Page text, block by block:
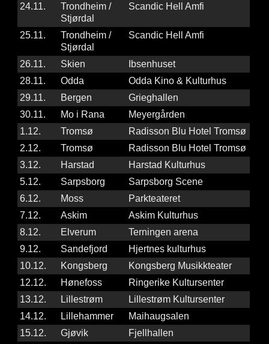
24.11.
Trondheim /
Stjørdal
Scandic Hell Amfi
25.11.
Trondheim /
Stjørdal
Scandic Hell Amfi
26.11. Skien
Ibsenhuset
28.11.
Odda
Odda Kino & Kulturhus
29.11.
Bergen
Grieghallen
30.11.
Mo i Rana
Meyergården
1.12.
Tromsø
Radisson Blu Hotel Tromsø
2.12.
Tromsø
Radisson Blu Hotel Tromsø
3.12.
Harstad
Harstad Kulturhus
5.12.
Sarpsborg
Sarpsborg Scene
6.12.
Moss
Parkteateret
7.12.
Askim
Askim Kulturhus
8.12.
Elverum
Terningen arena
9.12.
Sandefjord
Hjertnes kulturhus
10.12.
Kongsberg
Kongsberg Musikkteater
12.12.
Hønefoss
Ringerike Kultursenter
13.12.
Lillestrøm
Lillestrøm Kultursenter
14.12.
Lillehammer
Maihaugsalen
15.12.
Gjøvik
Fjellhallen